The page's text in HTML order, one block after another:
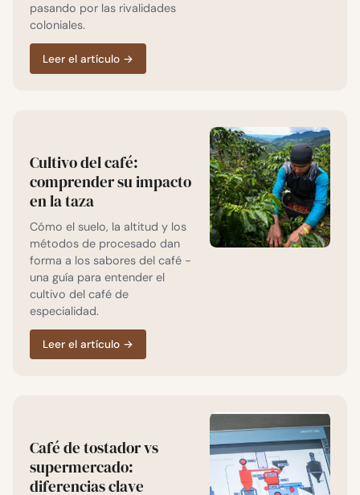
pasando por las rivalidades
coloniales.
Leer el artículo →
Cultivo del café:
comprender su impacto
en la taza
Cómo el suelo, la altitud y los
métodos de procesado dan
forma a los sabores del café -
una guía para entender el
cultivo del café de
especialidad.
Leer el artículo →
Café de tostador vs
supermercado:
diferencias clave